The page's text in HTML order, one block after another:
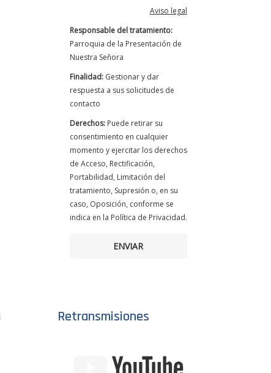
Aviso legal
Responsable del tratamiento:
Parroquia de la Presentación de
Nuestra Señora
Finalidad:Gestionar y dar
respuesta a sus solicitudes de
contacto
Derechos:Puede retirar su
consentimiento en cualquier
momento y ejercitar los derechos
de Acceso, Rectificación,
Portabilidad, Limitación del
tratamiento, Supresión o, en su
caso, Oposición, conforme se
indica en la Política de Privacidad.
ENVIAR
Retransmisiones